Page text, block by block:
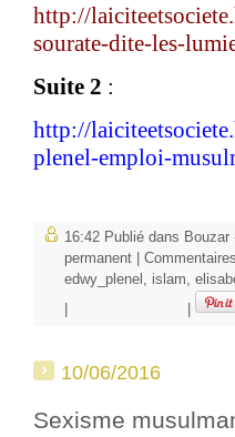
http://
sourate-dite-les-
Suite 2 :
http://
plenel-emploi-
16:42 Publié dans Bouzar
permanent
edwy_plenel
islam
10/06/2016
Sexisme